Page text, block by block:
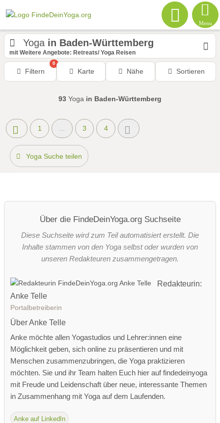
Menu
Yoga in Baden-Württemberg
mit Weitere Angebote: Retreats/ Yoga Reisen
Filtern
0
Karte Nähe Sortieren
93 Yoga in Baden-Württemberg
1 3 4
Yoga Suche teilen
Über die FindeDeinYoga.org Suchseite
Diese Suchseite wird zum Teil automatisiert erstellt. Die
Inhalte stammen von den Yoga selbst oder wurden von
unseren Redakteuren zusammengetragen.
Redakteurin:
Anke Telle
Portalbetreiberin
Über Anke Telle
Anke möchte allen Yogastudios und Lehrer:innen eine
Möglichkeit geben, sich online zu präsentieren und mit
Menschen zusammenzubringen, die Yoga praktizieren
möchten. Sie und ihr Team halten Euch hier auf findedeinyoga
mit Freude und Leidenschaft über neue, interessante Themen
in Zusammenhang mit Yoga auf dem Laufenden.
Anke auf LinkedIn